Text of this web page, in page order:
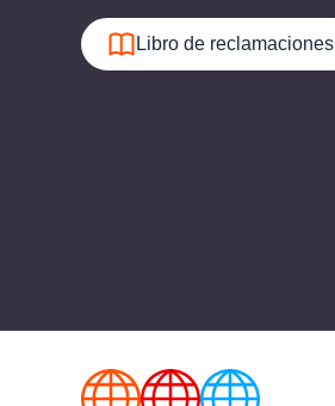
Libro de reclamaciones